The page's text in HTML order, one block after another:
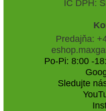
IČ DPH:
Predajňa:
Po-Pi: 8:00 -
Sledujte